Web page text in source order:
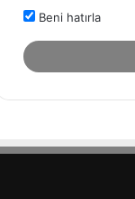
Beni hatırla